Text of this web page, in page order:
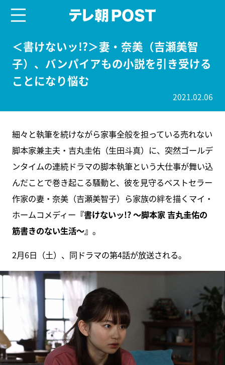
＜書けないッ!?＞妻・奈美（吉瀬美智
子）、バンパイアもの小説を引き受ける
ことになり悩む
2021.02.06
細々と執筆を続けながら家事全般を担っている売れない
脚本家兼主夫・吉丸圭佑（生田斗真）に、突然ゴールデ
ンタイムの連続ドラマの脚本執筆という大仕事が舞い込
んだことで巻き起こる騒動と、彼を見守るベストセラー
作家の妻・奈美（吉瀬美智子）ら家族の絆を描くマイ・
ホームコメディー 『書けないッ!? ～脚本家 吉丸圭佑の
筋書きのない生活～』 。
2月6日（土）、同ドラマの第4話が放送される。